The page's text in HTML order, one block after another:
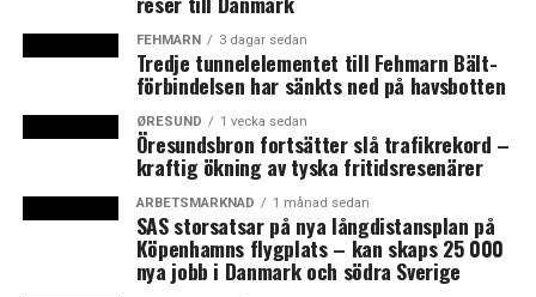
bristande förmåga att rena vattnet i tillräcklig grad.
Eftersom de största städerna ligger längs Skånes
västkust hamnar den största delen av utsläppen i
Öresund.
FEHMARN 3 dagar sedan
Tredje tunnelelementet till Fehmarn Bält-
förbindelsen har sänkts ned på havsbotten
ØRESUND 1 vecka sedan
Öresundsbron fortsätter slå trafikrekord –
kraftig ökning av tyska fritidsresenärer
ARBETSMARKNAD 1 månad sedan
SAS storsatsar på nya långdistansplan på
Köpenhamns flygplats – kan skaps 25 000
nya jobb i Danmark och södra Sverige